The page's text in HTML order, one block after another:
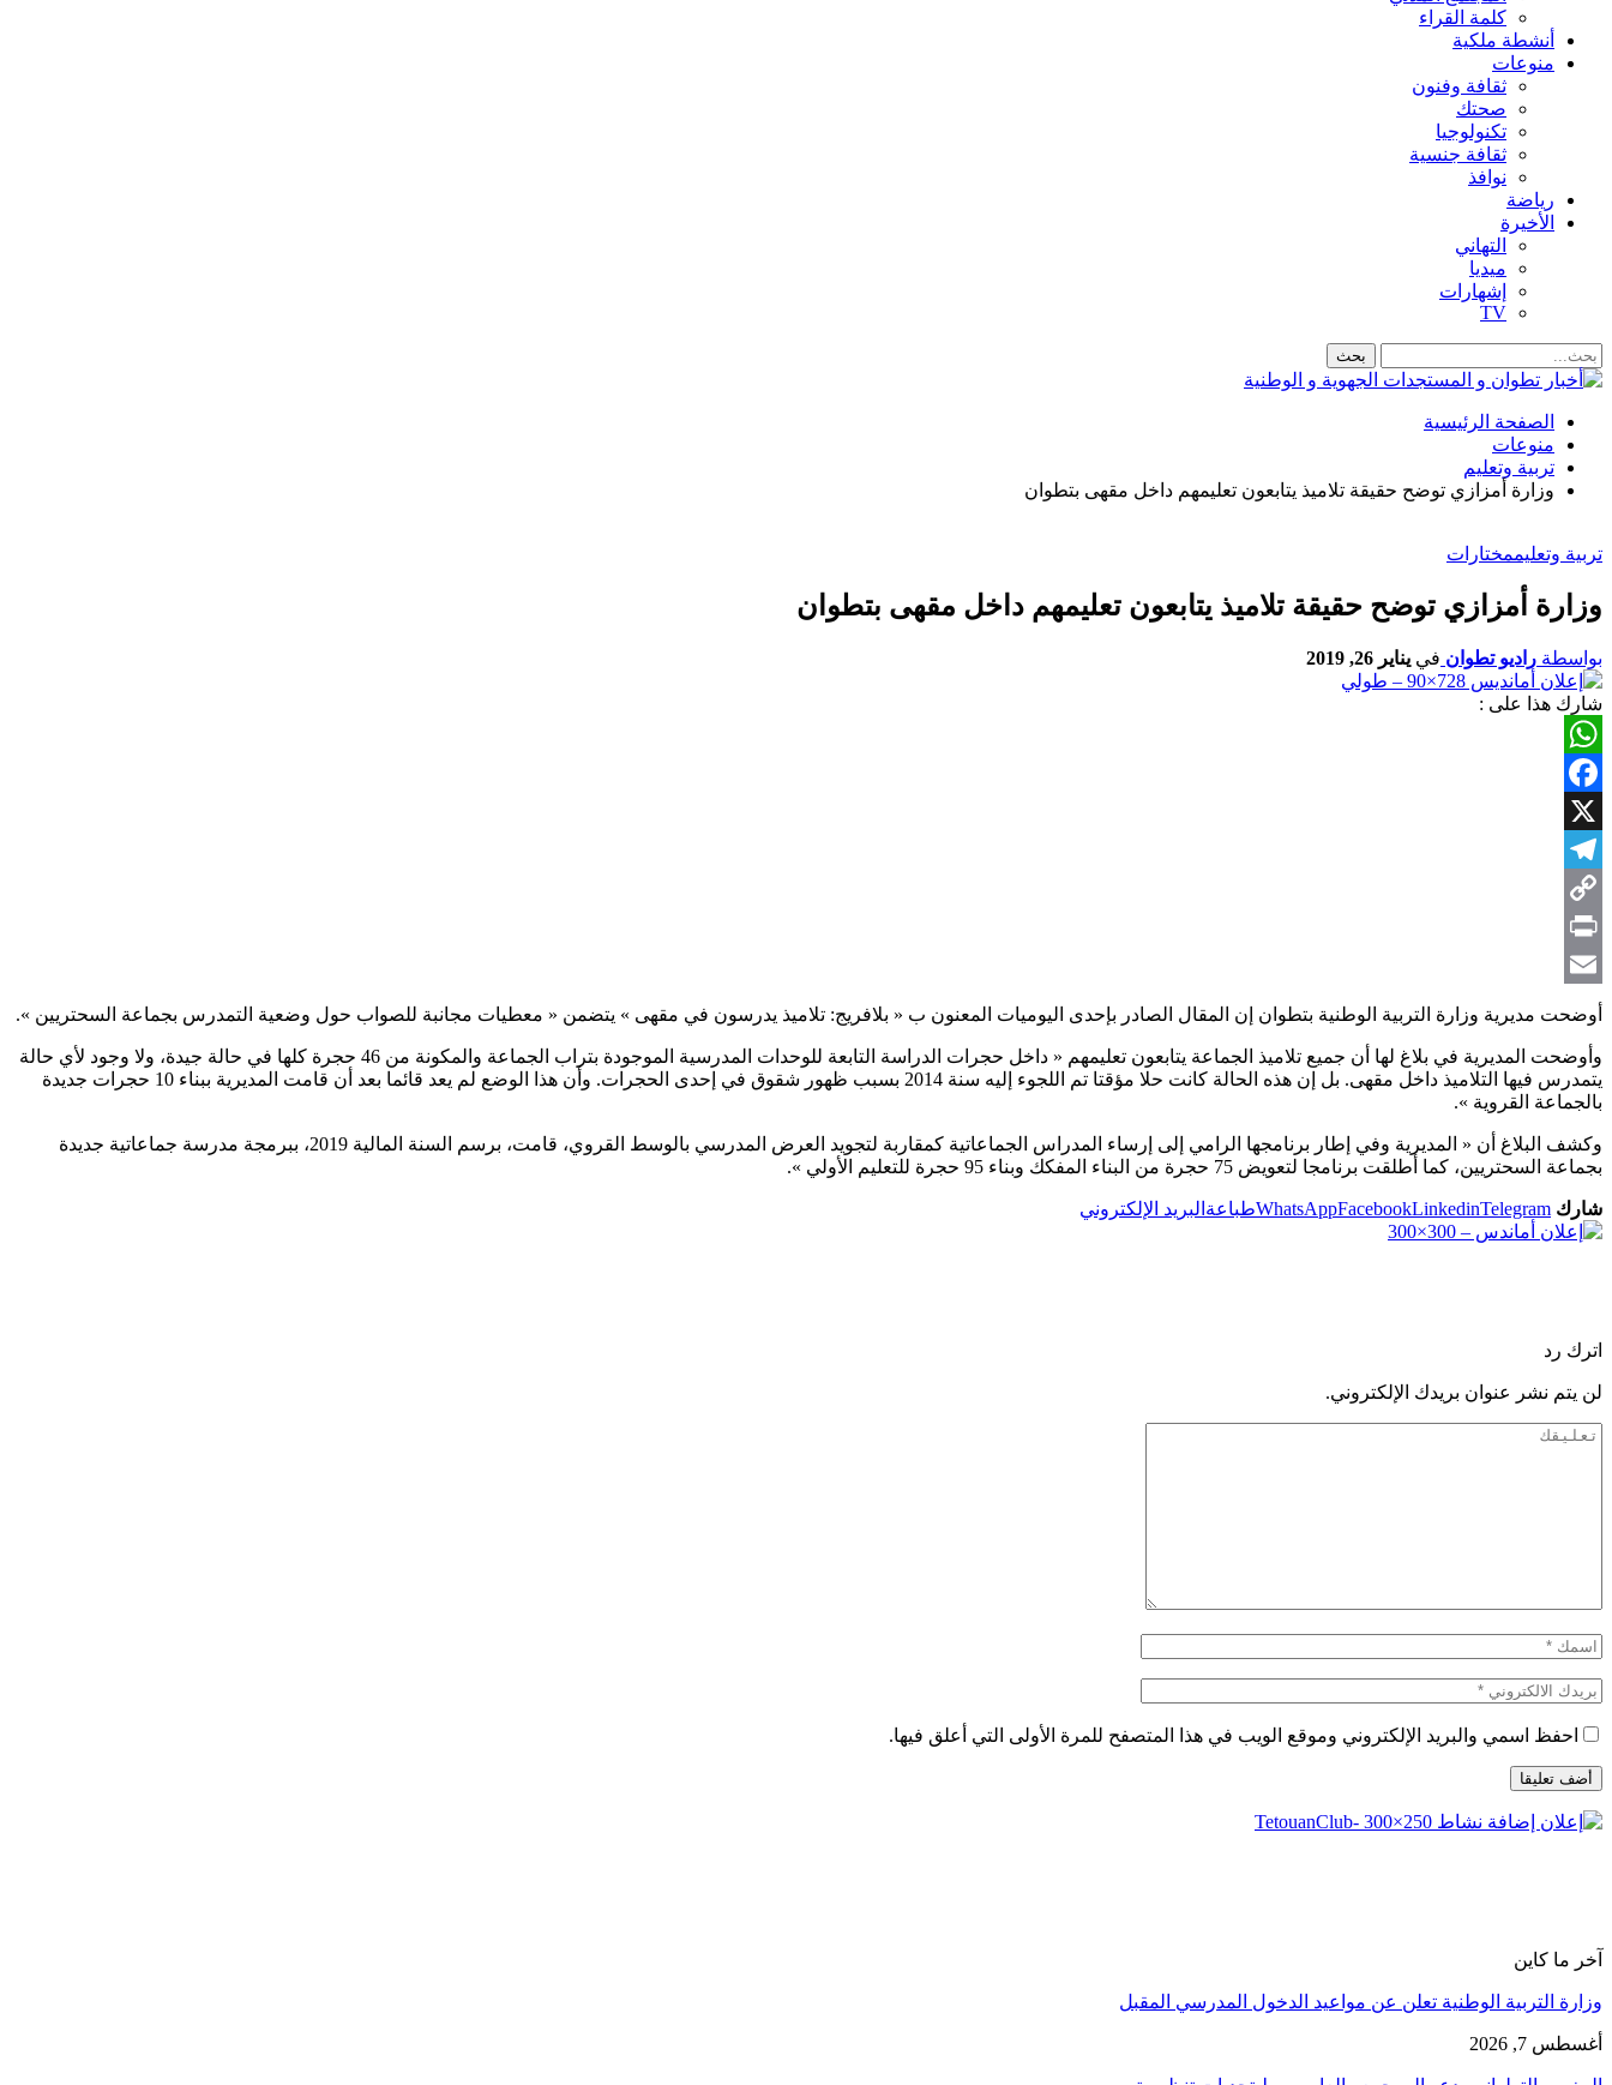
كلمة القراء
أنشطة ملكية
منوعات
ثقافة وفنون
صحتك
تكنولوجيا
ثقافة جنسية
نوافذ
رياضة
الأخيرة
التهاني
ميديا
إشهارات
TV
الصفحة الرئيسية
منوعات
تربية وتعليم
وزارة أمزازي توضح حقيقة تلاميذ يتابعون تعليمهم داخل مقهى بتطوان
تربية وتعليممختارات
وزارة أمزازي توضح حقيقة تلاميذ يتابعون تعليمهم داخل مقهى بتطوان
بواسطة راديو تطوان في يناير 26, 2019
شارك هذا على :
WhatsApp
Facebook
X
Telegram
Copy
Link
Print
Email
أوضحت مديرية وزارة التربية الوطنية بتطوان إن المقال الصادر بإحدى اليوميات المعنون ب « بلافريج: تلاميذ يدرسون في مقهى » يتضمن « معطيات مجانبة للصواب حول وضعية التمدرس بجماعة السحتريين ».
وأوضحت المديرية في بلاغ لها أن جميع تلاميذ الجماعة يتابعون تعليمهم « داخل حجرات الدراسة التابعة للوحدات المدرسية الموجودة بتراب الجماعة والمكونة من 46 حجرة كلها في حالة جيدة، ولا وجود لأي حالة
يتمدرس فيها التلاميذ داخل مقهى. بل إن هذه الحالة كانت حلا مؤقتا تم اللجوء إليه سنة 2014 بسبب ظهور شقوق في إحدى الحجرات. وأن هذا الوضع لم يعد قائما بعد أن قامت المديرية ببناء 10 حجرات جديدة
بالجماعة القروية ».
وكشف البلاغ أن « المديرية وفي إطار برنامجها الرامي إلى إرساء المدراس الجماعاتية كمقاربة لتجويد العرض المدرسي بالوسط القروي، قامت، برسم السنة المالية 2019، ببرمجة مدرسة جماعاتية جديدة
بجماعة السحتريين، كما أطلقت برنامجا لتعويض 75 حجرة من البناء المفكك وبناء 95 حجرة للتعليم الأولي ».
شارك WhatsAppFacebookLinkedinTelegram طباعة البريد الإلكتروني
اترك رد
لن يتم نشر عنوان بريدك الإلكتروني.
احفظ اسمي والبريد الإلكتروني وموقع الويب في هذا المتصفح للمرة الأولى التي أعلق فيها.
آخر ما كاين
وزارة التربية الوطنية تعلن عن مواعيد الدخول المدرسي المقبل
أغسطس 7, 2026